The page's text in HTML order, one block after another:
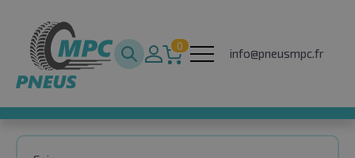
0
info@pneusmpc.fr